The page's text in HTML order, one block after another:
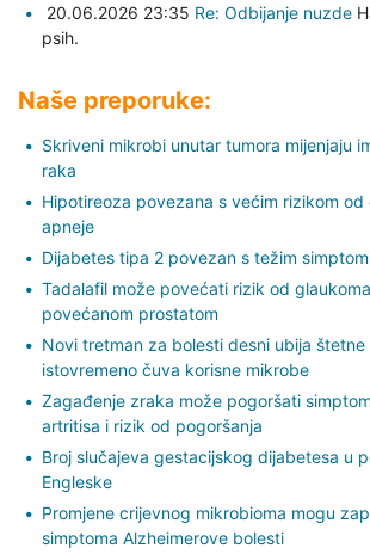
20.06.2026 23:35 Re: Odbijanje nuzde
psih.
Naše preporuke:
Skriveni mikrobi unutar tumora mijenjaju
raka
Hipotireoza povezana s većim rizikom
apneje
Dijabetes tipa 2 povezan s težim
Tadalafil može povećati rizik od
povećanom prostatom
Novi tretman za bolesti desni ubija štetne
istovremeno čuva korisne mikrobe
Zagađenje zraka može pogoršati
artritisa i rizik od pogoršanja
Broj slučajeva gestacijskog dijabetesa u
Engleske
Promjene crijevnog mikrobioma mogu
simptoma Alzheimerove bolesti